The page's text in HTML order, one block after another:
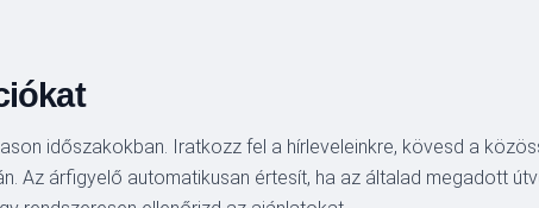
időszakokban. Iratkozz fel a hírleveleinkre, kövesd a
Az árfigyelő automatikusan értesít, ha az általad megadott